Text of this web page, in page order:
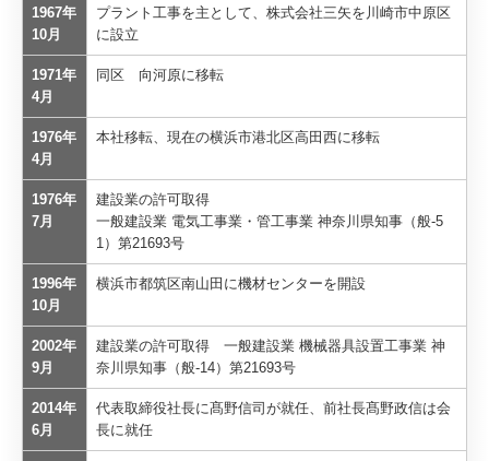
1967年
10月
プラント工事を主として、株式会社三矢を川崎市中原区
に設立
1971年
4月
同区 向河原に移転
1976年
4月
本社移転、現在の横浜市港北区高田西に移転
1976年
7月
建設業の許可取得
一般建設業 電気工事業・管工事業 神奈川県知事（般-5
1）第21693号
1996年
10月
横浜市都筑区南山田に機材センターを開設
2002年
9月
建設業の許可取得 一般建設業 機械器具設置工事業 神
奈川県知事（般-14）第21693号
2014年
6月
代表取締役社長に髙野信司が就任、前社長髙野政信は会
長に就任